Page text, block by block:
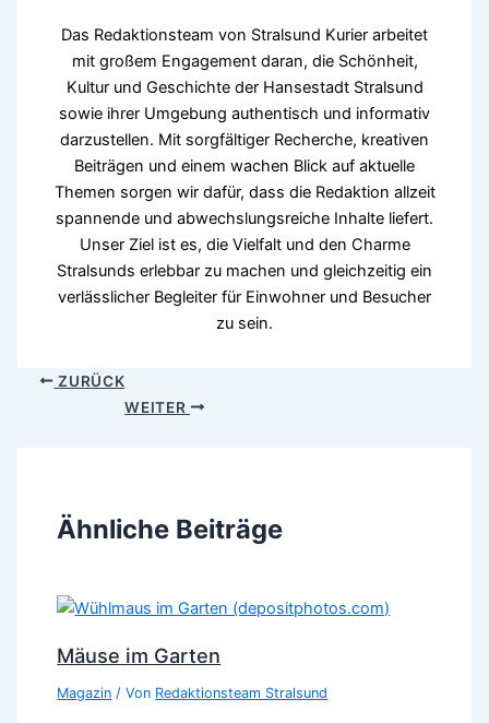
Das Redaktionsteam von Stralsund Kurier arbeitet
mit großem Engagement daran, die Schönheit,
Kultur und Geschichte der Hansestadt Stralsund
sowie ihrer Umgebung authentisch und informativ
darzustellen. Mit sorgfältiger Recherche, kreativen
Beiträgen und einem wachen Blick auf aktuelle
Themen sorgen wir dafür, dass die Redaktion allzeit
spannende und abwechslungsreiche Inhalte liefert.
Unser Ziel ist es, die Vielfalt und den Charme
Stralsunds erlebbar zu machen und gleichzeitig ein
verlässlicher Begleiter für Einwohner und Besucher
zu sein.
ZURÜCK
WEITER
Ähnliche Beiträge
Mäuse im Garten
Magazin / Von Redaktionsteam Stralsund